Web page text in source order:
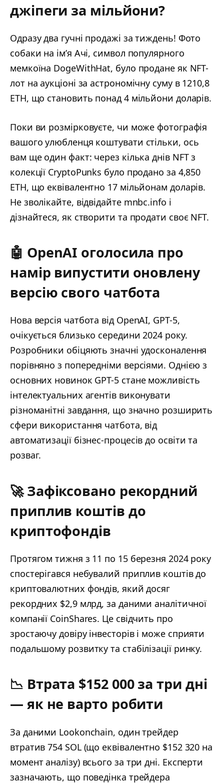
джіпеги за мільйони?
Одразу два гучні продажі за тиждень! Фото
собаки на ім’я Ачі, символ популярного
мемкоїна DogeWithHat, було продане як NFT-
лот на аукціоні за астрономічну суму в 1210,8
ETH, що становить понад 4 мільйони доларів.
Поки ви розмірковуєте, чи може фотографія
вашого улюбленця коштувати стільки, ось
вам ще один факт: через кілька днів NFT з
колекції CryptoPunks було продано за 4,850
ETH, що еквівалентно 17 мільйонам доларів.
Не зволікайте, відвідайте mnbc.info і
дізнайтеся, як створити та продати своє NFT.
🤖 OpenAI оголосила про
намір випустити оновлену
версію свого чатбота
Нова версія чатбота від OpenAI, GPT-5,
очікується близько середини 2024 року.
Розробники обіцяють значні удосконалення
порівняно з попередніми версіями. Однією з
основних новинок GPT-5 стане можливість
інтелектуальних агентів виконувати
різноманітні завдання, що значно розширить
сфери використання чатбота, від
автоматизації бізнес-процесів до освіти та
розваг.
🚀 Зафіксовано рекордний
приплив коштів до
криптофондів
Протягом тижня з 11 по 15 березня 2024 року
спостерігався небувалий приплив коштів до
криптовалютних фондів, який досяг
рекордних $2,9 млрд, за даними аналітичної
компанії CoinShares. Це свідчить про
зростаючу довіру інвесторів і може сприяти
подальшому розвитку та стабілізації ринку.
📉 Втрата $152 000 за три дні
— як не варто робити
За даними Lookonchain, один трейдер
втратив 754 SOL (що еквівалентно $152 320 на
момент аналізу) всього за три дні. Експерти
зазначають, що поведінка трейдера